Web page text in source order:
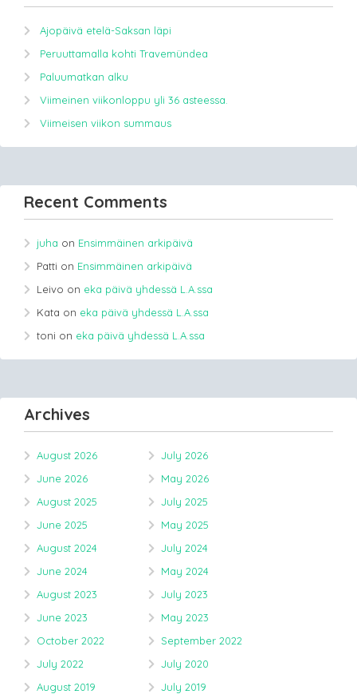
Ajopäivä etelä-Saksan läpi
Peruuttamalla kohti Travemündea
Paluumatkan alku
Viimeinen viikonloppu yli 36 asteessa.
Viimeisen viikon summaus
Recent Comments
juha on Ensimmäinen arkipäivä
Patti on Ensimmäinen arkipäivä
Leivo on eka päivä yhdessä L.A.ssa
Kata on eka päivä yhdessä L.A.ssa
toni on eka päivä yhdessä L.A.ssa
Archives
August 2026
July 2026
June 2026
May 2026
August 2025
July 2025
June 2025
May 2025
August 2024
July 2024
June 2024
May 2024
August 2023
July 2023
June 2023
May 2023
October 2022
September 2022
July 2022
July 2020
August 2019
July 2019